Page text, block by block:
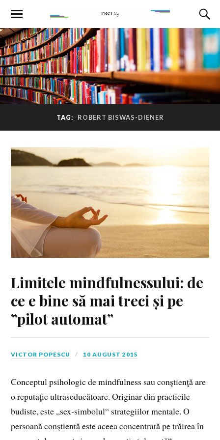
TAG: ROBERT BISWAS-DIENER
Limitele mindfulnessului: de
ce e bine să mai treci și pe
”pilot automat”
VICTOR POPESCU 10 AUGUST 2015
Conceptul psihologic de mindfulness sau conştienţă are
o reputaţie ultraseducătoare. Originar din practicile
budiste, este „sex-simbolul“ strategiilor mentale. O
persoană conştientă este aceea concentrată pe trăirea în